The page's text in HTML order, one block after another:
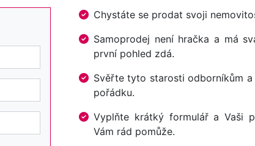
Chystáte se prodat svoji
Samoprodej není hračka a má
první pohled zdá.
Svěřte tyto starosti odborníkům
pořádku.
Vyplňte krátký formulář a Vaši
Vám rád pomůže.